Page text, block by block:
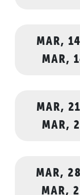
MAR,
MAR,
MAR,
MAR,
MAR,
MAR,